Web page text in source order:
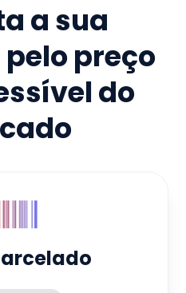
a sua
preço
do